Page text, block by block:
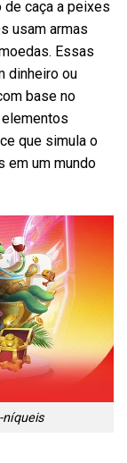
de caça a peixes
usam armas
Essas
dinheiro ou
base no
que simula o
em um mundo
níqueis